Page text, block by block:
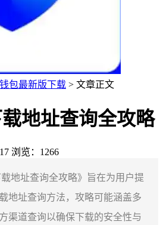
包最新版下载 > 文章正文
地址查询全攻略
浏览：1266
载地址查询全攻略》旨在为用户提
地址查询方法，攻略可能涵盖多
渠道查询以确保下载的安全性与